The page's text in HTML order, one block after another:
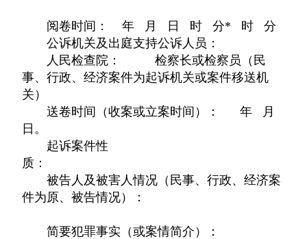
阅卷时间： 年 月 日 时 分* 时 分
公诉机关及出庭支持公诉人员：
人民检查院： 检察长或检察员（民
事、行政、经济案件为起诉机关或案件移送机
关）
送卷时间（收案或立案时间）： 年 月
日。
起诉案件性
质：
被告人及被害人情况（民事、行政、经济案
件为原、被告情况）：
简要犯罪事实（或案情简介）：